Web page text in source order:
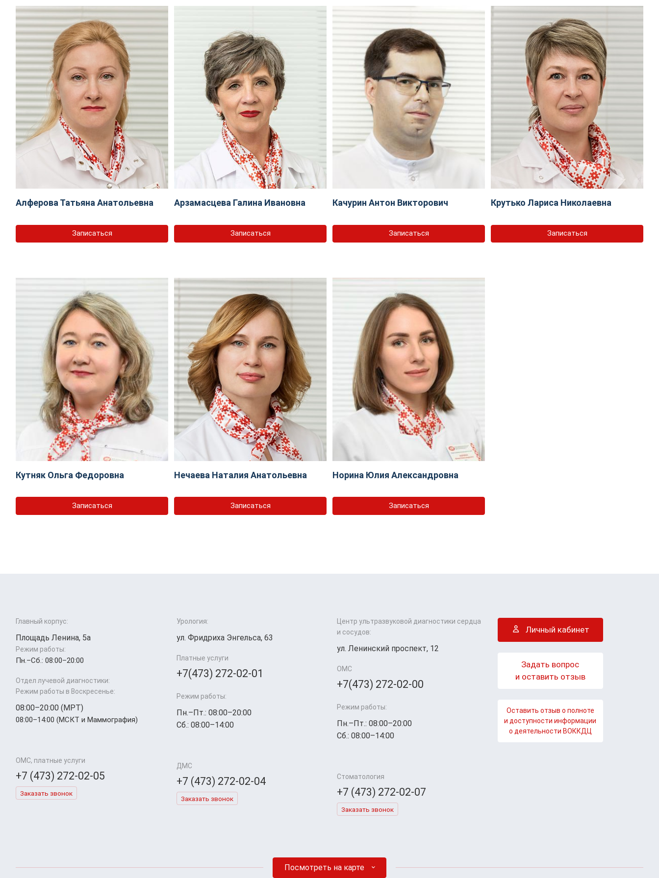
Алферова Татьяна Анатольевна
Записаться
Арзамасцева Галина Ивановна
Записаться
Качурин Антон Викторович
Записаться
Крутько Лариса Николаевна
Записаться
Кутняк Ольга Федоровна
Записаться
Нечаева Наталия Анатольевна
Записаться
Норина Юлия Александровна
Записаться
Главный корпус:
Площадь Ленина, 5а
Режим работы:
Пн.–Cб.: 08:00–20:00
Отдел лучевой диагностики:
Режим работы в Воскресенье:
08:00–20:00 (МРТ)
08:00–14:00 (МСКТ и Маммография)
ОМС, платные услуги
+7 (473) 272-02-05
Заказать звонок
Урология:
ул. Фридриха Энгельса, 63
Платные услуги
+7(473) 272-02-01
Режим работы:
Пн.–Пт.: 08:00–20:00
Сб.: 08:00–14:00
ДМС
+7 (473) 272-02-04
Заказать звонок
Центр ультразвуковой диагностики сердца
и сосудов:
ул. Ленинский проспект, 12
ОМС
+7(473) 272-02-00
Режим работы:
Пн.–Пт.: 08:00–20:00
Сб.: 08:00–14:00
Стоматология
+7 (473) 272-02-07
Заказать звонок
Личный кабинет
Задать вопрос
и оставить отзыв
Оставить отзыв о полноте
и доступности информации
о деятельности ВОККДЦ
Посмотреть на карте